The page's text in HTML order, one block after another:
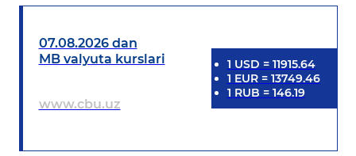
07.08.2026 dan
MB valyuta kurslari
www.cbu.uz
1 USD = 11915.64
1 EUR= 13749.46
1 RUB = 146.19